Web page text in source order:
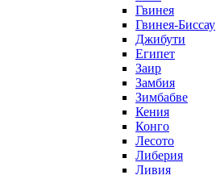
Гвинея
Гвинея-Биссау
Джибути
Египет
Заир
Замбия
Зимбабве
Кения
Конго
Лесото
Либерия
Ливия